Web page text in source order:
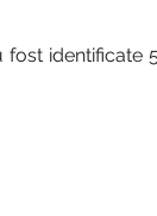
fost identificate